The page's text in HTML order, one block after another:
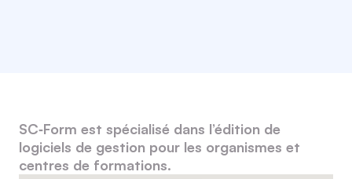
SC‑Form est spécialisé dans l’édition de
logiciels de gestion pour les organismes et
centres de formations.